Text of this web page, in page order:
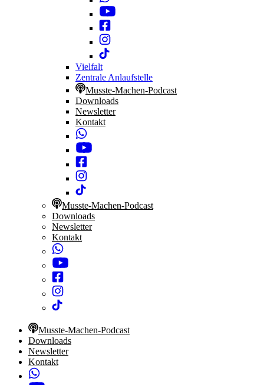
Vielfalt
Zentrale Anlaufstelle
Musste-Machen-Podcast
Downloads
Newsletter
Kontakt
Musste-Machen-Podcast
Downloads
Newsletter
Kontakt
Musste-Machen-Podcast
Downloads
Newsletter
Kontakt